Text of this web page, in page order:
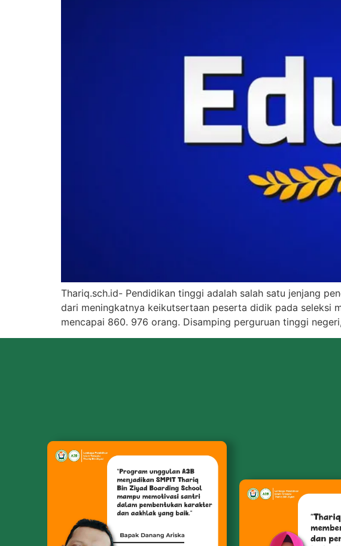
Thariq.sch.id- Pendidikan tinggi adalah salah satu jenjang
dari meningkatnya keikutsertaan peserta didik pada seleksi
mencapai 860. 976 orang. Disamping perguruan tinggi